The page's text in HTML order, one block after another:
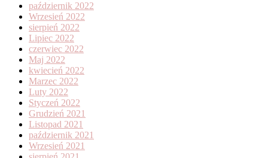
październik 2022
Wrzesień 2022
sierpień 2022
Lipiec 2022
czerwiec 2022
Maj 2022
kwiecień 2022
Marzec 2022
Luty 2022
Styczeń 2022
Grudzień 2021
Listopad 2021
październik 2021
Wrzesień 2021